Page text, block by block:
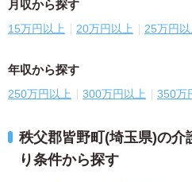
月収から探す
15万円以上 20万円以上 25万円以
年収から探す
250万円以上 300万円以上 350万
秩父郡皆野町(埼玉県)の介
り条件から探す